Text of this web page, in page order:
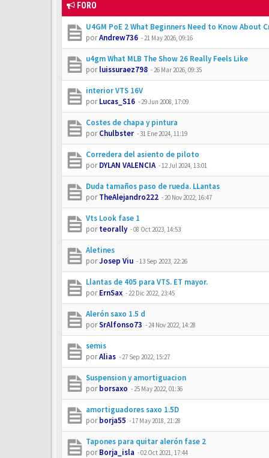
FORO
U4GM PoE 2 What Beginners Need to Know About
porAndrew736 -21 May 2026, 09:16
u4gm What MLB The Show 26 Really Feels Like
porluissuraez798 -26 Mar 2026, 09:35
interior VTS 16V
porLucas_S16 -29 Jun 2008, 17:09
Costes de chapa y pintura
porChulbster - 31 Ene 2024, 11:19
Corredera del asiento de piloto
porDYLAN VALENCIA -12 Jul 2024, 13:01
Duda tamaños paso de rueda. LLantas
porTheAlejandro222 -20 Nov 2022, 16:47
Vts Look fase 1
porteorally -08 Oct 2023, 14:53
Aletines
porJosep Viu -13 Sep 2023, 22:26
Llantas de 405 para VTS. ET mayor.
porErnSax -22 Dic 2022, 23:45
Alerón saxo 1.5 d
porSrAlfonso73 -24 Nov 2022, 14:28
semis
porAlias -27 Sep 2022, 15:27
Suspension y amortiguacion
porborsaxo -25 May 2022, 01:36
amortiguadores saxo 1.5D
porborja55 -17 May 2018, 21:28
Tapones para quitar alerón fase 2
porBorja_isla -02 Oct 2021, 17:44